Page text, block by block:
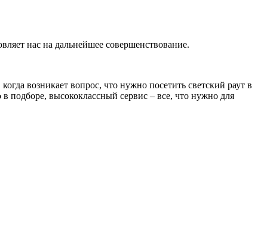
нас на дальнейшее совершенствование.
возникает вопрос, что нужно посетить светский раут в
подборе, высококлассный сервис – все, что нужно для